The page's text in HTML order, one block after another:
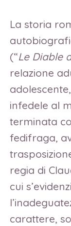
La storia
(“Le Diable
relazione
infedele al
terminata
fedifraga,
regia di
cui
carattere,